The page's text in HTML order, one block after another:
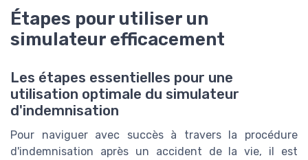
Étapes pour utiliser un
simulateur efficacement
Les étapes essentielles pour une
utilisation optimale du simulateur
d'indemnisation
Pour naviguer avec succès à travers la procédure
d'indemnisation après un accident de la vie, il est